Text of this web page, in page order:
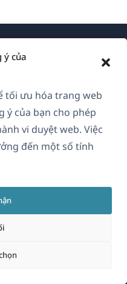
ý của
tối ưu hóa trang web
ý của bạn cho phép
vi duyệt web. Việc
đến một số tính
Bảo mật
chúng tôi(mở
mới)
trong
sổ